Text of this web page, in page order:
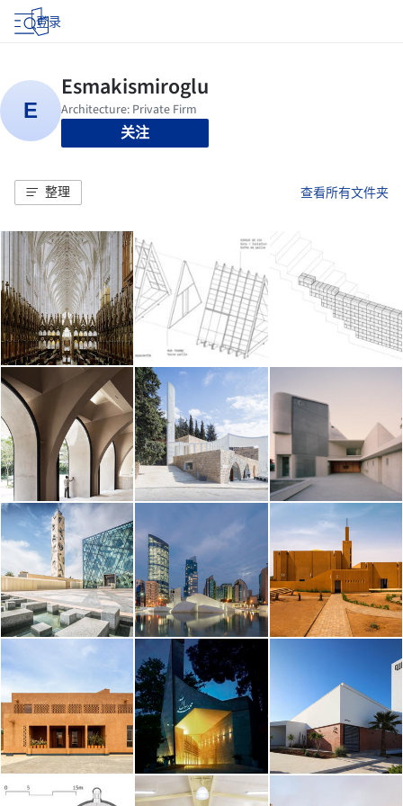
登录
关注
整理 查看所有文件夹